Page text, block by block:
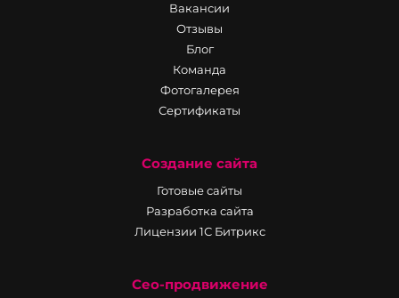
Вакансии
Отзывы
Блог
Команда
Фотогалерея
Сертификаты
Создание сайта
Готовые сайты
Разработка сайта
Лицензии 1С Битрикс
Сео-продвижение